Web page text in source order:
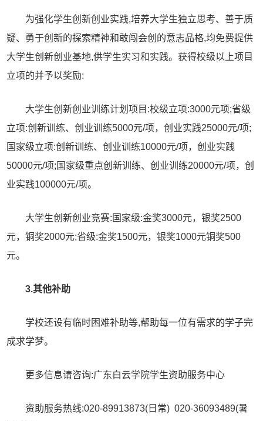
为强化学生创新创业实践,培养大学生独立思考、善于质
疑、勇于创新的探索精神和敢闯会创的意志品格,均免费提供
大学生创新创业基地,供学生实习和实践。获得校级以上项目
立项的并予以奖励:
大学生创新创业训练计划项目:校级立项:3000元项;省级
立项:创新训练、创业训练5000元/项，创业实践25000元/项;
国家级立项:创新训练、创业训练10000元/项，创业实践
50000元/项;国家级重点创新训练、创业训练20000元/项，创
业实践100000元/项。
大学生创新创业竞赛:国家级:金奖3000元，银奖2500
元，铜奖2000元;省级:金奖1500元，银奖1000元铜奖500
元。
3.其他补助
学校还设有临时困难补助等,帮助每一位有需求的学子完
成求学梦。
更多信息请咨询:广东白云学院学生资助服务中心
资助服务热线:020-89913873(日常) 020-36093489(暑